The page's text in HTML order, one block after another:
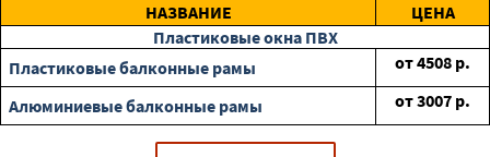
НАЗВАНИЕ
ЦЕНА
Пластиковые окна ПВХ
Пластиковые балконные рамы
от4508 р.
Алюминиевые балконные рамы
от3007 р.